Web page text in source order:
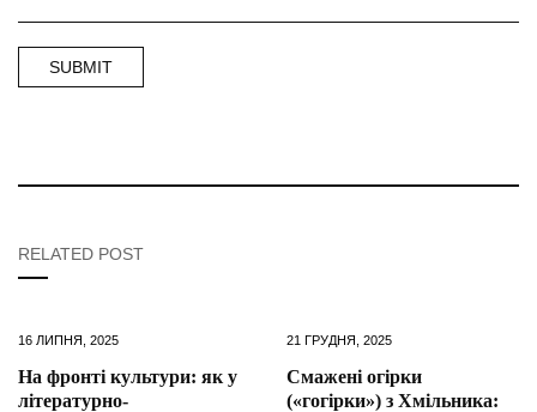
RELATED POST
16 ЛИПНЯ, 2025
На фронті культури: як у
літературно-
21 ГРУДНЯ, 2025
Смажені огірки
(«гогірки») з Хмільника: